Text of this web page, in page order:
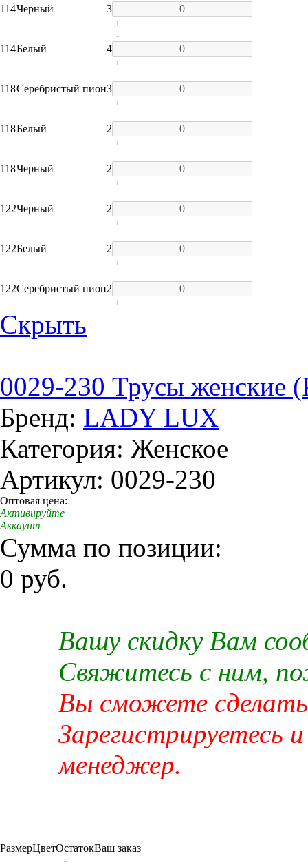
114Черный 3
+
114Белый 4
-
+
118Серебристый пион3
-
+
118Белый 2
-
+
118Черный 2
-
+
122Черный 2
-
+
122Белый 2
-
+
122Серебристый пион2
-
+
Скрыть
0029-230 Трусы женские
Бренд: LADY LUX
Категория: Женское
Артикул: 0029-230
Оптовая цена:
Активируйте
Аккаунт
Сумма по позиции:
0 руб.
Вашу скидку Вам
Свяжитесь с ним,
Вы сможете сделать
Зарегистрируетесь
менеджер.
РазмерЦветОстатокВаш заказ
-